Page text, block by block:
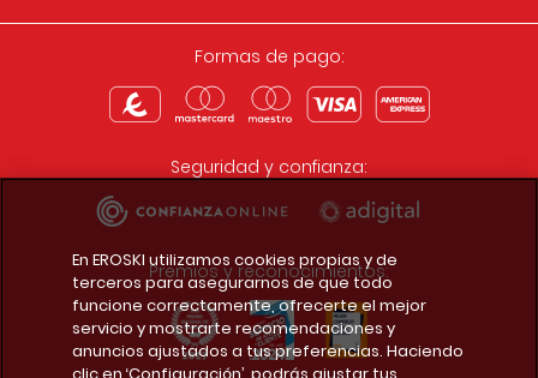
Formas de pago:
Seguridad y confianza:
Premios y reconocimientos:
En EROSKI utilizamos cookies propias y de
terceros para asegurarnos de que todo
funcione correctamente, ofrecerte el mejor
servicio y mostrarte recomendaciones y
anuncios ajustados a tus preferencias. Haciendo
clic en ‘Configuración’, podrás ajustar tus